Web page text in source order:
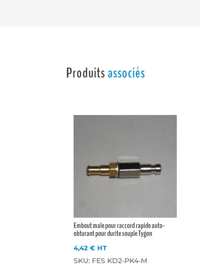
Produitsassociés
Embout male pour raccord rapide auto-
obturant pour durite souple Tygon
4,42€ HT
SKU: FES KD2-PK4-M